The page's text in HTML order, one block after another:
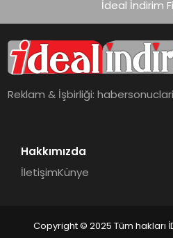
İdeal İndirim
Reklam & İşbirliği:
Hakkımızda
İletişimKünye
Copyright © 2025 Tüm hakları